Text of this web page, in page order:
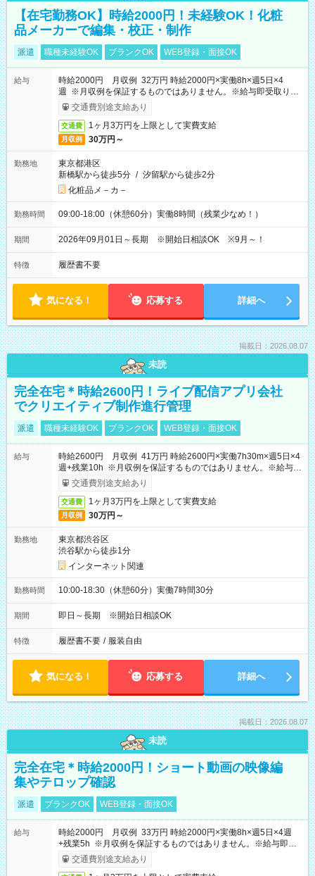
【在宅勤務OK】時給2000円！未経験OK！化粧
品メーカーで編集・校正・制作
派遣 職種未経験OK ブランクOK WEB登録・面接OK
給与
時給2000円 月収例 32万円 時給2000円×実働8h×週5日×4
週 ※月収例を保証するものではありません。※給与即受取りサ
ービス利用可（利用条件有）
交通費別途支給あり
交通費 1ヶ月3万円を上限として実費支給
月収例 30万円～
勤務地
東京都港区
新橋駅から徒歩5分 / 汐留駅から徒歩2分
化粧品メ－カ－
勤務時間 09:00-18:00（休憩60分）実働8時間（残業少なめ！）
期間 2026年09月01日～長期 ※開始日相談OK ※9月～！
特徴 履歴書不要
気になる！ 応募する 詳細へ
掲載日：2026.08.07
未読
完全在宅＊時給2600円！ライブ配信アプリ会社
でクリエイティブ制作進行管理
派遣 職種未経験OK ブランクOK WEB登録・面接OK
給与
時給2600円 月収例 41万円 時給2600円×実働7h30m×週5日×4
週+残業10h ※月収例を保証するものではありません。※給与即
受取りサービス利用可（利用条件有）
交通費別途支給あり
交通費 1ヶ月3万円を上限として実費支給
月収例 30万円～
勤務地
東京都渋谷区
渋谷駅から徒歩1分
インターネット関連
勤務時間 10:00-18:30（休憩60分）実働7時間30分
期間 即日～長期 ※開始日相談OK
特徴 履歴書不要 / 服装自由
気になる！ 応募する 詳細へ
掲載日：2026.08.07
未読
完全在宅＊時給2000円！ショート動画の映像編
集やテロップ確認
派遣 ブランクOK WEB登録・面接OK
給与
時給2000円 月収例 33万円 時給2000円×実働8h×週5日×4週
+残業5h ※月収例を保証するものではありません。※給与即受
取りサービス利用可（利用条件有）
交通費別途支給あり